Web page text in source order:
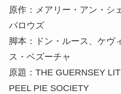
原作：メアリー・アン・シ
バロウズ
脚本：ドン・ルース、ケヴ
ス・ベズーチャ
原題：THE GUERNSEY
PEEL PIE SOCIETY